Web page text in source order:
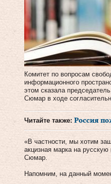
Комитет по вопросам
информационного
этом сказала
Сюмар в ходе
Читайте также: Россия
«В частности, мы хотим
акцизная марка на
Сюмар.
Напомним, на данный